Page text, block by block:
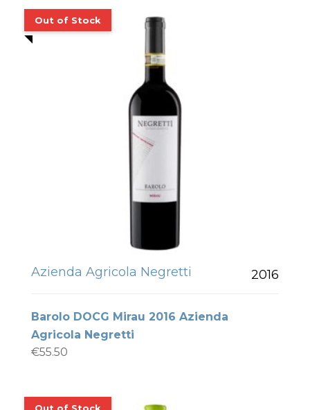
Azienda Agricola Negretti 2016
Barolo DOCG Mirau 2016 Azienda
Agricola Negretti
€55.50